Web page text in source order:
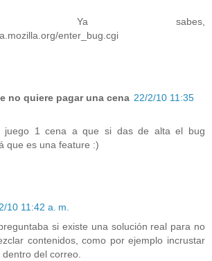
Ya sabes,
enter_bug.cgi
no quiere pagar una cena 22/2/10 11:35
juego 1 cena a que si das de alta el bug
que es una feature :)
10 11:42 a. m.
si existe una solución real para no
contenidos, como por ejemplo incrustar
del correo.